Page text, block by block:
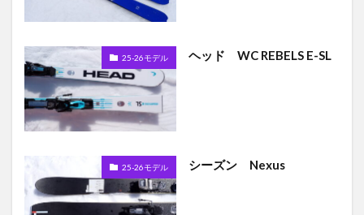
25-26モデル ヘッド WC REBELS E-SL
25-26モデル シーズン Nexus